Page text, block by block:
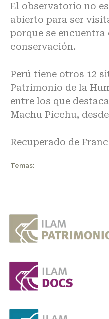
El observatorio no
abierto para ser
porque se encuentra
conservación.
Perú tiene otros 12
Patrimonio de la
entre los que
Machu Picchu, desde
Recuperado de
Temas: